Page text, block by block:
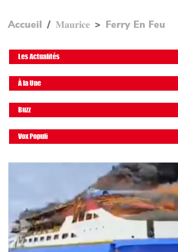
Accueil 𝐌𝐚𝐮𝐫𝐢𝐜𝐞 Ferry En Feu
Les Actualités
À la Une
Buzz
Vox Populi